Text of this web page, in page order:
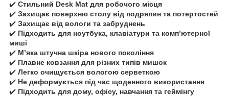
✔️ Стильний Desk Mat для робочого місця
✔️ Захищає поверхню столу від подряпин та потертостей
✔️ Захищає від вологи та забруднень
✔️ Підходить для ноутбука, клавіатури та комп’ютерної
миші
✔️ М’яка штучна шкіра нового покоління
✔️ Плавне ковзання для різних типів мишок
✔️ Легко очищується вологою серветкою
✔️ Не деформується під час щоденного використання
✔️ Підходить для дому, офісу, навчання та геймінгу